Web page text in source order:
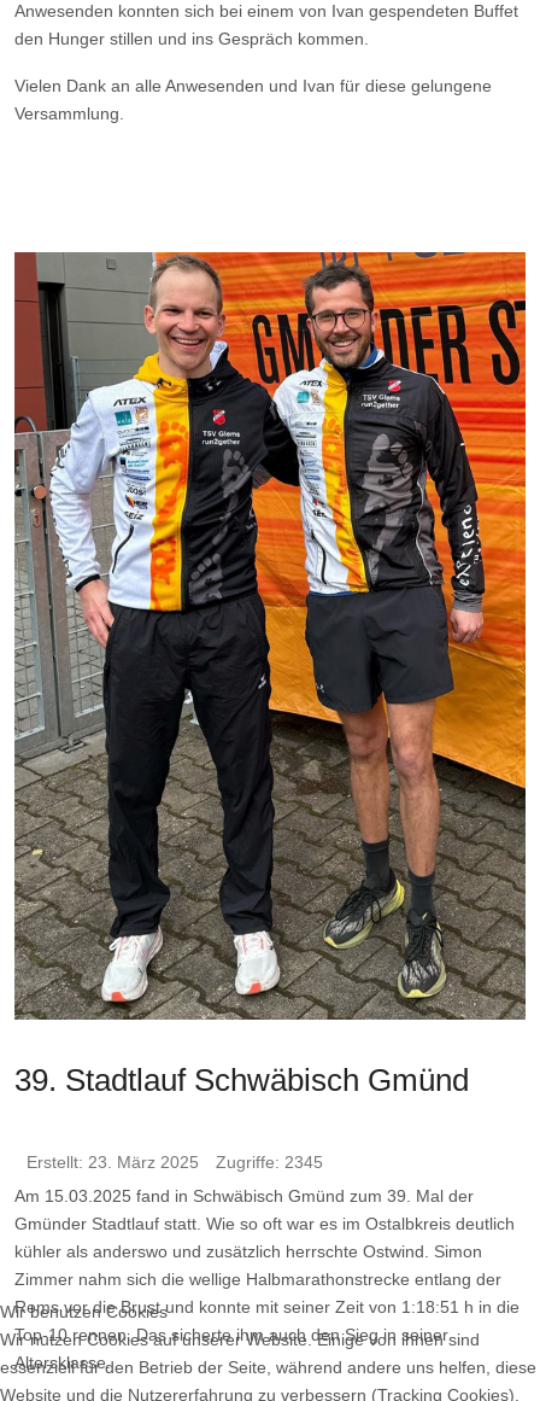
Anwesenden konnten sich bei einem von Ivan gespendeten Buffet
den Hunger stillen und ins Gespräch kommen.
Vielen Dank an alle Anwesenden und Ivan für diese gelungene
Versammlung.
39. Stadtlauf Schwäbisch Gmünd
Erstellt: 23. März 2025
Zugriffe: 2345
Am 15.03.2025 fand in Schwäbisch Gmünd zum 39. Mal der
Gmünder Stadtlauf statt. Wie so oft war es im Ostalbkreis deutlich
kühler als anderswo und zusätzlich herrschte Ostwind. Simon
Zimmer nahm sich die wellige Halbmarathonstrecke entlang der
Rems vor die Brust und konnte mit seiner Zeit von 1:18:51 h in die
Top-10 rennen. Das sicherte ihm auch den Sieg in seiner
Altersklasse.
Wir benutzen Cookies
Wir nutzen Cookies auf unserer Website. Einige von ihnen sind
essenziell für den Betrieb der Seite, während andere uns helfen, diese
Website und die Nutzererfahrung zu verbessern (Tracking Cookies).